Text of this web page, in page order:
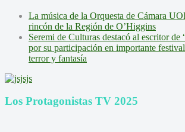
La música de la Orquesta de Cámara
rincón de la Región de O’Higgins
Seremi de Culturas destacó al escritor de
por su participación en importante
terror y fantasía
Los Protagonistas TV 2025